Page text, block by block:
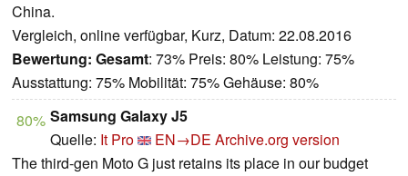
China.
Vergleich, online verfügbar, Kurz, Datum: 22.08.2016
Bewertung: Gesamt: 73% Preis: 80% Leistung: 75%
Ausstattung: 75% Mobilität: 75% Gehäuse: 80%
80% Samsung Galaxy J5
Quelle: It Pro EN→DE Archive.org version
The third-gen Moto G just retains its place in our budget